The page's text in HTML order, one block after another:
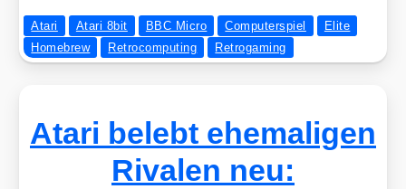
Atari Atari 8bit BBC Micro Computerspiel
Elite
Homebrew
Retrocomputing Retrogaming
Atari belebt ehemaligen
Rivalen neu: